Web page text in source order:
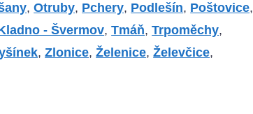
,Otruby, Pchery, Podlešín, Poštovice,
- Švermov,Tmáň,Trpoměchy,
,Zlonice,Želenice,Želevčice,